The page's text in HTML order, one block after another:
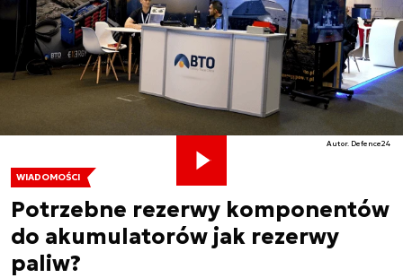
WIADOMOŚCI
Potrzebne rezerwy komponentów
do akumulatorów jak rezerwy
paliw?
Autor. Defence24